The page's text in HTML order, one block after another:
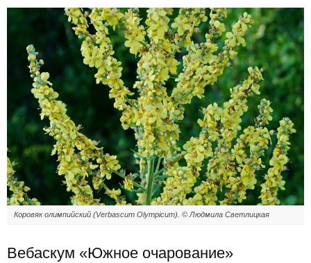
Коровяк олимпийский (Verbascum Olympicum). © Людмила Светлицкая
Вебаскум «Южное очарование»